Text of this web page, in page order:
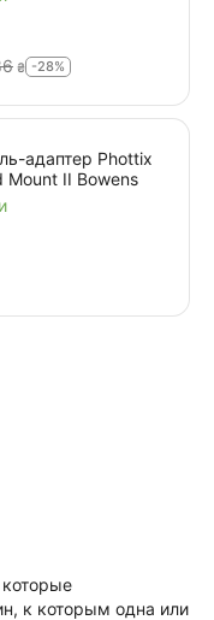
к которым одна или
₴ -28%
адаптер Phottix
Mount II Bowens